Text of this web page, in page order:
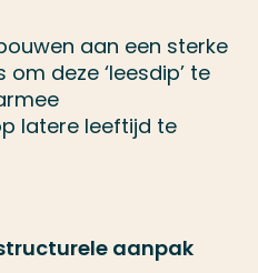
aan een sterke
deze ‘leesdip’ te
latere leeftijd te
aanpak